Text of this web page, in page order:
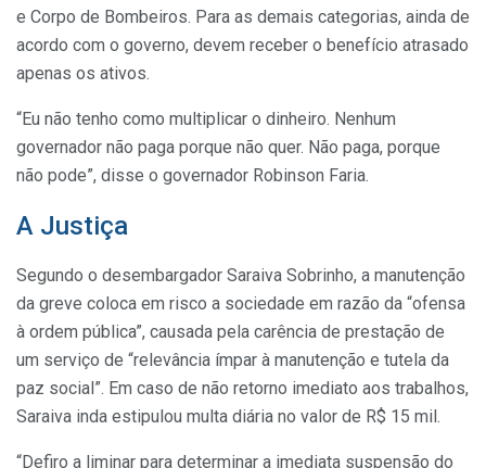
e Corpo de Bombeiros. Para as demais categorias, ainda de
acordo com o governo, devem receber o benefício atrasado
apenas os ativos.
“Eu não tenho como multiplicar o dinheiro. Nenhum
governador não paga porque não quer. Não paga, porque
não pode”, disse o governador Robinson Faria.
A Justiça
Segundo o desembargador Saraiva Sobrinho, a manutenção
da greve coloca em risco a sociedade em razão da “ofensa
à ordem pública”, causada pela carência de prestação de
um serviço de “relevância ímpar à manutenção e tutela da
paz social”. Em caso de não retorno imediato aos trabalhos,
Saraiva inda estipulou multa diária no valor de R$ 15 mil.
“Defiro a liminar para determinar a imediata suspensão do